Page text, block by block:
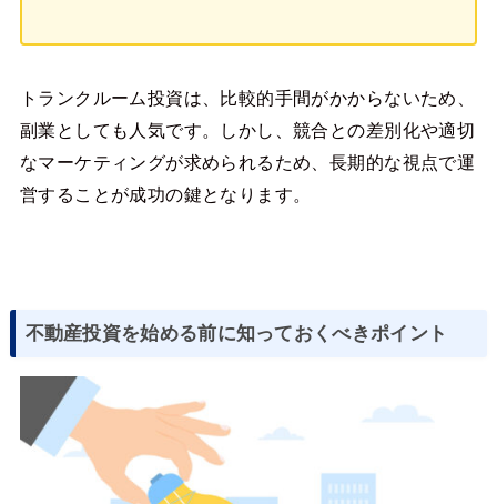
トランクルーム投資は、比較的手間がかからないため、
副業としても人気です。しかし、競合との差別化や適切
なマーケティングが求められるため、長期的な視点で運
営することが成功の鍵となります。
不動産投資を始める前に知っておくべきポイント